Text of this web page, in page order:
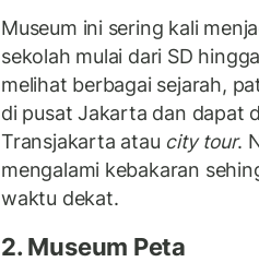
Museum ini sering kali
sekolah mulai dari SD
melihat berbagai sejarah,
di pusat Jakarta dan dapat
Transjakarta atau city tour.
mengalami kebakaran
waktu dekat.
2. Museum Peta